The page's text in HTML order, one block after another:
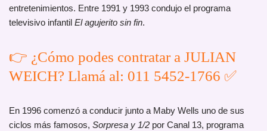
entretenimientos. Entre 1991 y 1993 condujo el programa
televisivo infantil El agujerito sin fin.
👉 ¿Cómo podes contratar a JULIAN
WEICH? Llamá al: 011 5452-1766 ✅
En 1996 comenzó a conducir junto a Maby Wells uno de sus
ciclos más famosos, Sorpresa y 1/2 por Canal 13, programa